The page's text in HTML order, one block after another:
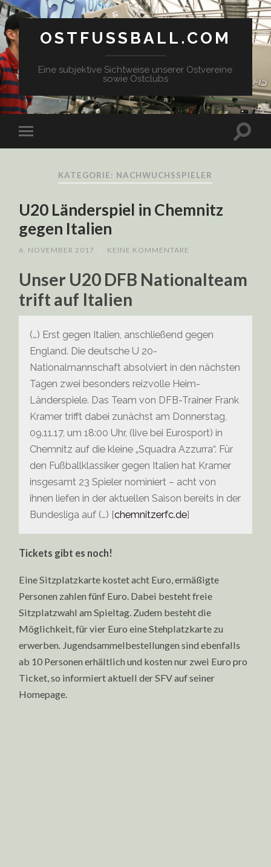
OSTFUSSBALL.COM
Eine subjektive Sichtweise unserer Ostvereine
sowie Ostclubs
KATEGORIE: NACHWUCHSSPIELER
U20 Länderspiel in Chemnitz
gegen Italien
6. NOVEMBER 2017 KEINE KOMMENTARE
Unser U20 DFB Nationalteam
trift auf Italien
(…) Erst gegen Italien, anschließend gegen
England. Die deutsche U 20-
Nationalmannschaft absolviert in den nächsten
Tagen zwei besonders reizvolle Heim-
Länderspiele. Das Team von DFB-Trainer Frank
Kramer trifft dabei zunächst am Donnerstag,
09.11.17, um 18:00 Uhr, (live bei Eurosport) in
Chemnitz auf die kleine „Squadra Azzurra“. Für
den Fußballklassiker gegen Italien hat Kramer
insgesamt 23 Spieler nominiert – acht von
ihnen liefen in der aktuellen Saison bereits in der
Bundesliga auf (…) [chemnitzerfc.de]
Tickets gibt es noch!
Eine Sitzplatzkarte kostet acht Euro, ermäßigte
Personen zahlen fünf Euro. Dabei besteht freie
Sitzplatzwahl am Spieltag. Zudem besteht die
Möglichkeit, für vier Euro eine Stehplatzkarte zu
erwerben. Jugendsammelbestellungen sind ebenfalls
ab 10 Personen erhältlich und kosten nur zwei Euro pro
Ticket, so informiert aktuell der SFV auf seiner
Homepage.